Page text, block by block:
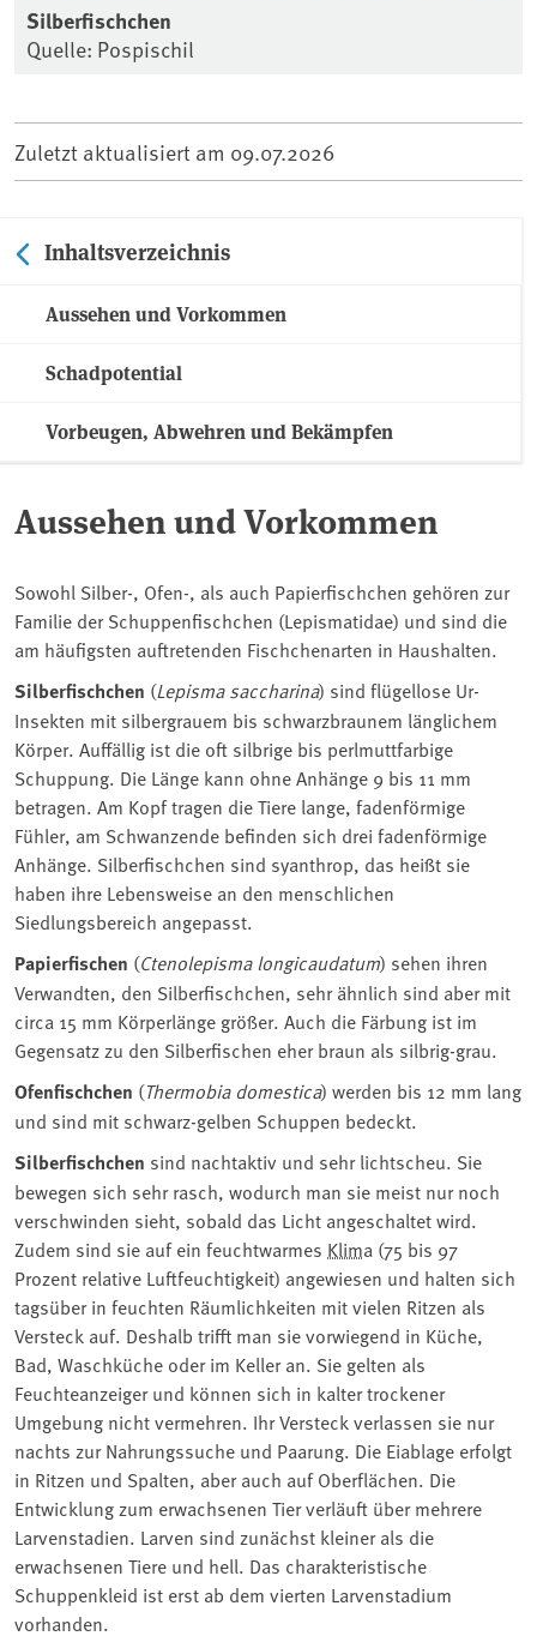
Silberfischchen
Quelle: Pospischil
Zuletzt aktualisiert am 09.07.2026
Inhaltsverzeichnis
Aussehen und Vorkommen
Schadpotential
Vorbeugen, Abwehren und Bekämpfen
Aussehen und Vorkommen
Sowohl Silber-, Ofen-, als auch Papierfischchen gehören zur
Familie der Schuppenfischchen (Lepismatidae) und sind die
am häufigsten auftretenden Fischchenarten in Haushalten.
Silberfischchen (Lepisma saccharina) sind flügellose Ur-
Insekten mit silbergrauem bis schwarzbraunem länglichem
Körper. Auffällig ist die oft silbrige bis perlmuttfarbige
Schuppung. Die Länge kann ohne Anhänge 9 bis 11 mm
betragen. Am Kopf tragen die Tiere lange, fadenförmige
Fühler, am Schwanzende befinden sich drei fadenförmige
Anhänge. Silberfischchen sind syanthrop, das heißt sie
haben ihre Lebensweise an den menschlichen
Siedlungsbereich angepasst.
Papierfischen (Ctenolepisma longicaudatum) sehen ihren
Verwandten, den Silberfischchen, sehr ähnlich sind aber mit
circa 15 mm Körperlänge größer. Auch die Färbung ist im
Gegensatz zu den Silberfischen eher braun als silbrig-grau.
Ofenfischchen (Thermobia domestica) werden bis 12 mm lang
und sind mit schwarz-gelben Schuppen bedeckt.
Silberfischchen sind nachtaktiv und sehr lichtscheu. Sie
bewegen sich sehr rasch, wodurch man sie meist nur noch
verschwinden sieht, sobald das Licht angeschaltet wird.
Zudem sind sie auf ein feuchtwarmes ⁠ Klima ⁠ (75 bis 97
Prozent relative Luftfeuchtigkeit) angewiesen und halten sich
tagsüber in feuchten Räumlichkeiten mit vielen Ritzen als
Versteck auf. Deshalb trifft man sie vorwiegend in Küche,
Bad, Waschküche oder im Keller an. Sie gelten als
Feuchteanzeiger und können sich in kalter trockener
Umgebung nicht vermehren. Ihr Versteck verlassen sie nur
nachts zur Nahrungssuche und Paarung. Die Eiablage erfolgt
in Ritzen und Spalten, aber auch auf Oberflächen. Die
Entwicklung zum erwachsenen Tier verläuft über mehrere
Larvenstadien. Larven sind zunächst kleiner als die
erwachsenen Tiere und hell. Das charakteristische
Schuppenkleid ist erst ab dem vierten Larvenstadium
vorhanden.